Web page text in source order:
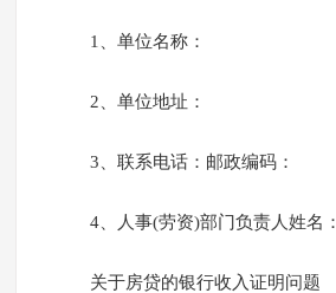
1、单位名称：
2、单位地址：
3、联系电话：邮政编码：
4、人事(劳资)部门负责人姓名：
关于房贷的银行收入证明问题